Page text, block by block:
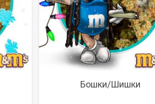
Бошки/Шишки